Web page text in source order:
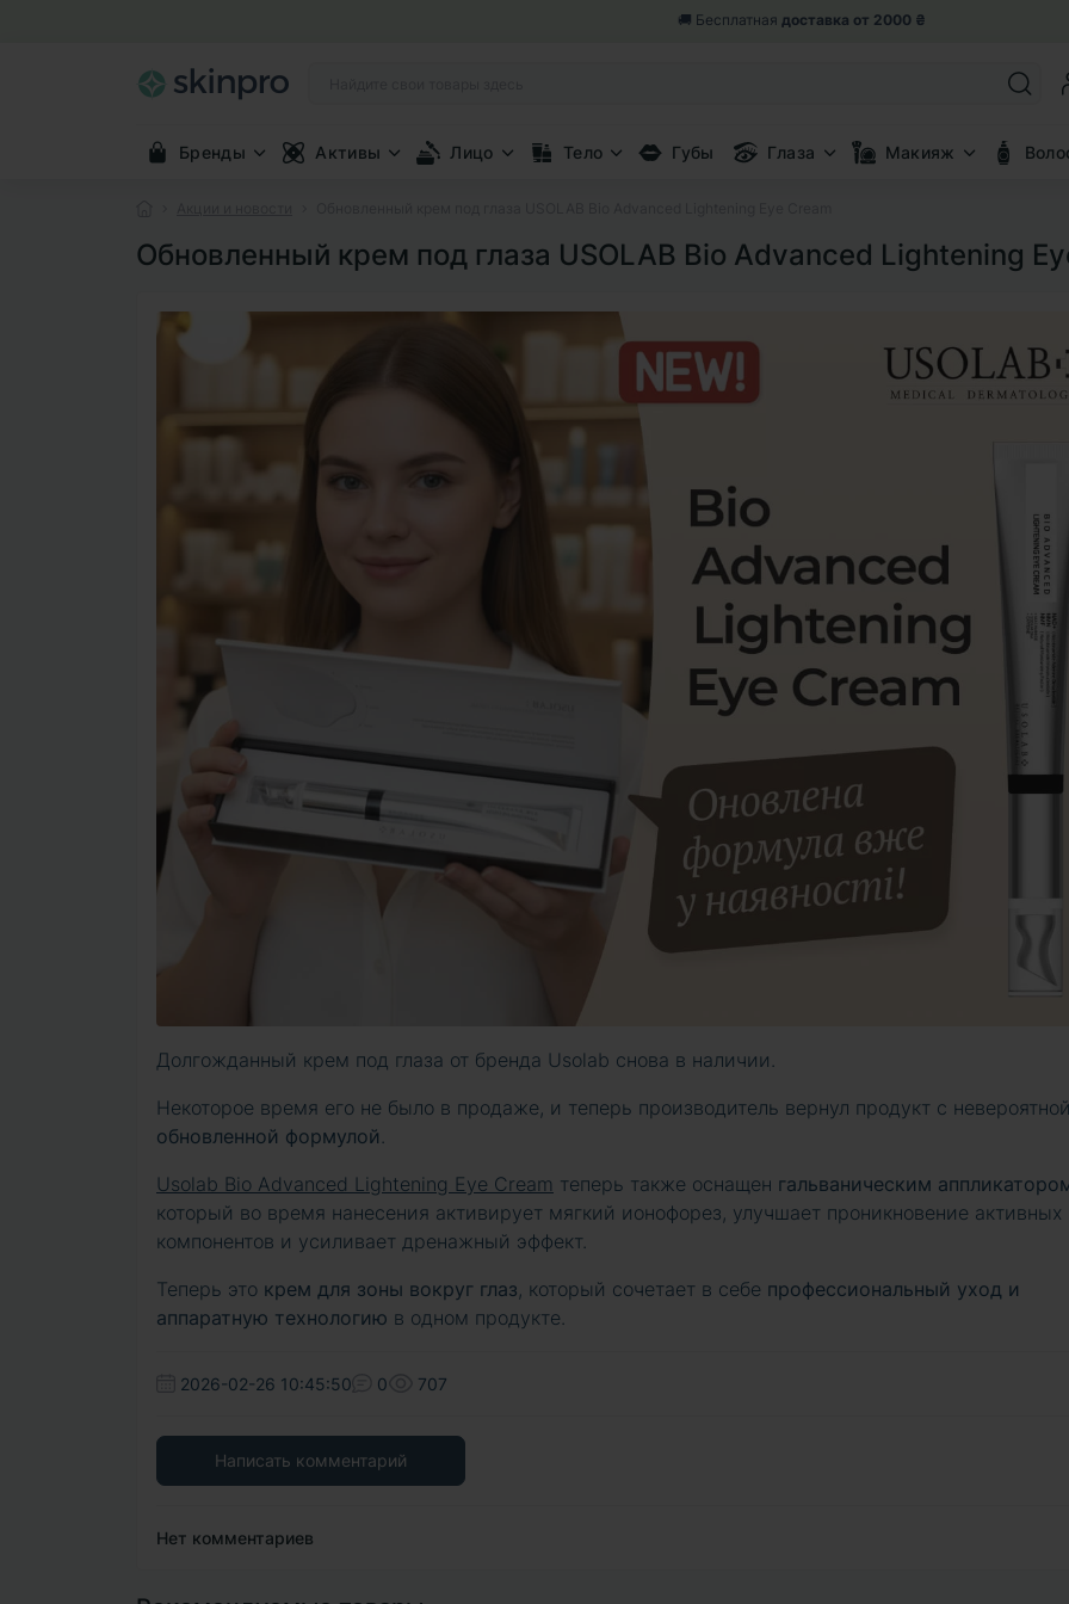
🎁 Возвращаем 5% от заказабонусными баллами
Бренды Активы Лицо Тело Губы Глаза Макияж
Обновленный крем под глаза USOLAB Bio Advanced Lightening
Долгожданный крем под глаза от бренда Usolab снова в наличии.
Некоторое время его не было в продаже, и теперь производитель вернул продукт с
обновленной формулой.
Usolab Bio Advanced Lightening Eye Cream теперь также оснащен гальваническим
который во время нанесения активирует мягкий ионофорез, улучшает проникновение активных
компонентов и усиливает дренажный эффект.
Теперь это крем для зоны вокруг глаз, который сочетает в себе профессиональный уход и
аппаратную технологию в одном продукте.
2026-02-26 10:45:50 0 707
Написать комментарий
Нет комментариев